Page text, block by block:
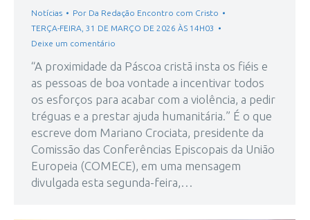
Notícias Por Da Redação Encontro com Cristo
TERÇA-FEIRA, 31 DE MARÇO DE 2026 ÀS 14H03
Deixe um comentário
“A proximidade da Páscoa cristã insta os fiéis e
as pessoas de boa vontade a incentivar todos
os esforços para acabar com a violência, a pedir
tréguas e a prestar ajuda humanitária.” É o que
escreve dom Mariano Crociata, presidente da
Comissão das Conferências Episcopais da União
Europeia (COMECE), em uma mensagem
divulgada esta segunda-feira,…